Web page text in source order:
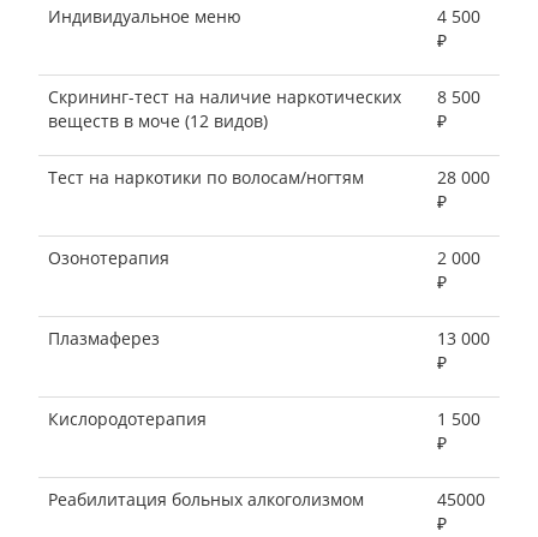
Индивидуальное меню
4 500
₽
Скрининг-тест на наличие наркотических
веществ в моче (12 видов)
8 500
₽
Тест на наркотики по волосам/ногтям
28 000
₽
Озонотерапия
2 000
₽
Плазмаферез
13 000
₽
Кислородотерапия
1 500
₽
Реабилитация больных алкоголизмом
45000
₽